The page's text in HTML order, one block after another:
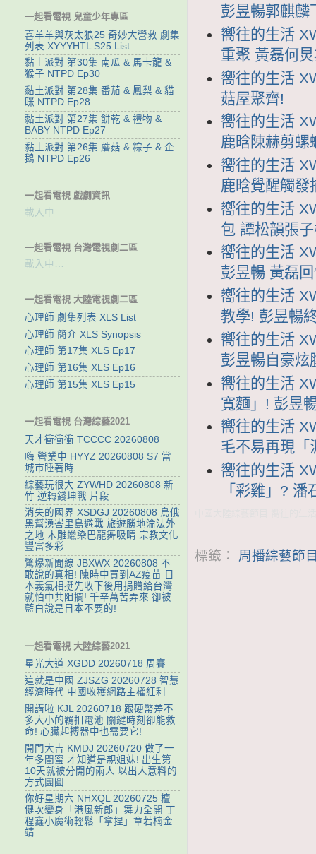
彭昱暢郭麒麟
嚮往的生活
重聚 黃磊何
嚮往的生活
菇屋聚齊!
嚮往的生活
鹿晗陳赫剪螺
嚮往的生活
鹿晗覺醒觸發
嚮往的生活
包 譚松韻張
嚮往的生活
彭昱暢 黃磊
嚮往的生活
教學! 彭昱暢
嚮往的生活
彭昱暢自豪炫
嚮往的生活
寬麵」! 彭昱
嚮往的生活
毛不易再現「
嚮往的生活
「彩雞」?
標籤： 周播綜藝節
一起看電視 兒童少年專區
喜羊羊與灰太狼25 奇妙大營救 劇集
列表 XYYYHTL S25 List
黏土派對 第30集 南瓜 & 馬卡龍 &
猴子 NTPD Ep30
黏土派對 第28集 番茄 & 鳳梨 & 貓
咪 NTPD Ep28
黏土派對 第27集 餅乾 & 禮物 &
BABY NTPD Ep27
黏土派對 第26集 蘑菇 & 粽子 & 企
鵝 NTPD Ep26
一起看電視 戲劇資訊
載入中…
一起看電視 台灣電視劇二區
載入中…
一起看電視 大陸電視劇二區
心理師 劇集列表 XLS List
心理師 簡介 XLS Synopsis
心理師 第17集 XLS Ep17
心理師 第16集 XLS Ep16
心理師 第15集 XLS Ep15
一起看電視 台灣綜藝2021
天才衝衝衝 TCCCC 20260808
嗨 營業中 HYYZ 20260808 S7 當
城市睡著時
綜藝玩很大 ZYWHD 20260808 新
竹 逆轉錢坤戰 片段
消失的國界 XSDGJ 20260808 烏俄
黑幫湧峇里島避戰 旅遊勝地淪法外
之地 木雕蠟染巴龍舞吸睛 宗教文化
豐富多彩
驚爆新聞線 JBXWX 20260808 不
敢說的真相! 陳時中買到AZ疫苗 日
本義氣相挺先收下後用捐贈給台灣
就怕中共阻攔! 千辛萬苦弄來 卻被
藍白說是日本不要的!
一起看電視 大陸綜藝2021
星光大道 XGDD 20260718 周賽
這就是中國 ZJSZG 20260728 智慧
經濟時代 中國收穫網路主權紅利
開講啦 KJL 20260718 跟硬幣差不
多大小的羈扣電池 關鍵時刻卻能救
命! 心臟起搏器中也需要它!
開門大吉 KMDJ 20260720 做了一
年多閨蜜 才知道是親姐妹! 出生第
10天就被分開的兩人 以出人意料的
方式團圓
你好星期六 NHXQL 20260725 檀
健次變身「港風新郎」舞力全開 丁
程鑫小魔術輕鬆「拿捏」章若楠金
靖